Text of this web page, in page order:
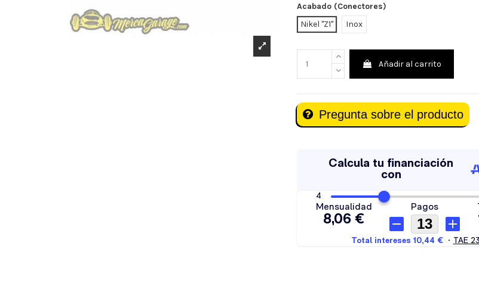
Acabado (Conectores)
Nikel "Z1"
Inox
Añadir al carrito
Pregunta sobre el producto